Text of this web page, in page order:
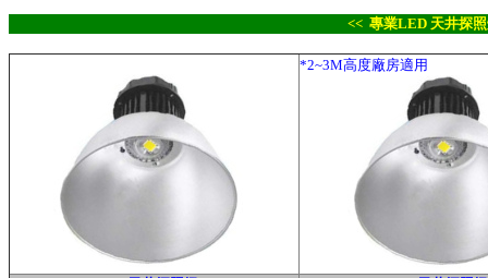
<< 專業LED 天井探
*2~3M高度廠房適用